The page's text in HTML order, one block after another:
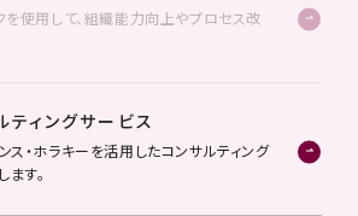
を使用して、組織能力向上やプロセス改
ティングサービス
ス・ホラキーを活用したコンサルティング
す。